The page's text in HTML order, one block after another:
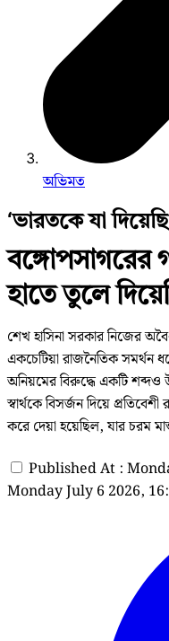
অভিমত
‘ভারতকে যা
বঙ্গোপসাগরের
হাতে তুলে
শেখ হাসিনা সরকার নিজের
একচেটিয়া রাজনৈতিক সমর্থন
অনিয়মের বিরুদ্ধে একটি শব্দও
স্বার্থকে বিসর্জন দিয়ে
করে দেয়া হয়েছিল, যার চরম
Published At :
Monday July 6 2026,